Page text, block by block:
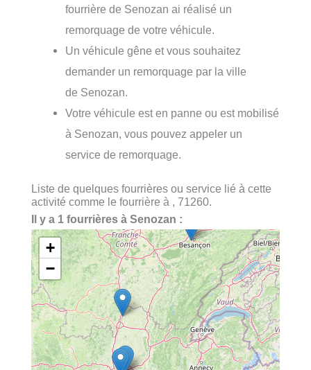
fourrière de Senozan ai réalisé un
remorquage de votre véhicule.
Un véhicule gêne et vous souhaitez
demander un remorquage par la ville
de Senozan.
Votre véhicule est en panne ou est mobilisé
à Senozan, vous pouvez appeler un
service de remorquage.
Liste de quelques fourrières ou service lié à cette
activité comme le fourrière à , 71260.
Il y a 1 fourrières à Senozan :
+
−